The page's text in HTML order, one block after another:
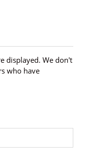
displayed. We don't
who have